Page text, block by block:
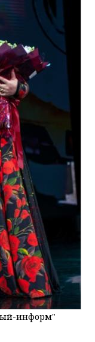
информ"